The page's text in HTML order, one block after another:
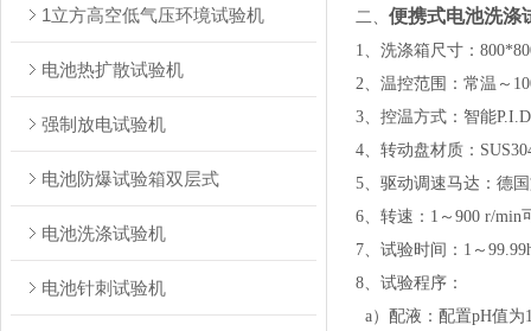
1立方高空低气压环境试验机
电池热扩散试验机
强制放电试验机
电池防爆试验箱双层式
电池洗涤试验机
电池针刺试验机
二、 便携式电池洗涤
1、洗涤箱尺寸：
2、温控范围：常温～
3、控温方式：智能
4、转动盘材质：
5、驱动调速马达：德
6、转速：1～900 r/min
7、试验时间：1～
8、试验程序：
a）配液：配置pH值